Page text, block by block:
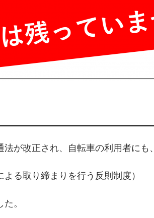
が改正され、自転車の利用者にも、
よる取り締まりを行う反則制度）
。